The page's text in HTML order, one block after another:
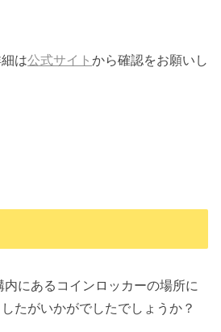
は公式サイト から確認をお願いし
にあるコインロッカーの場所に
たがいかがでしたでしょうか？